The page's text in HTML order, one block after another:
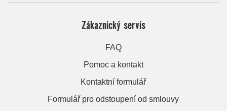
Zákaznický servis
FAQ
Pomoc a kontakt
Kontaktní formulář
Formulář pro odstoupení od smlouvy